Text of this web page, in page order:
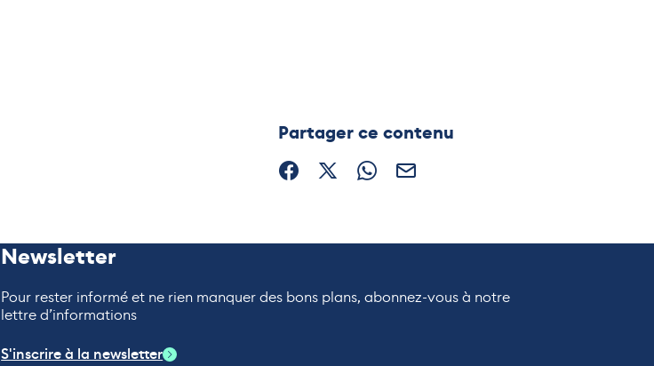
Partager ce contenu
Partager sur Facebook (nouvelle fenêtre)
Partager sur X / Twitter (nouvelle fenêtre)
Partager sur WhatsApp
Partager par mail
Newsletter
Pour rester informé et ne rien manquer des bons plans, abonnez-vous à notre
lettre d’informations
S'inscrire à la newsletter